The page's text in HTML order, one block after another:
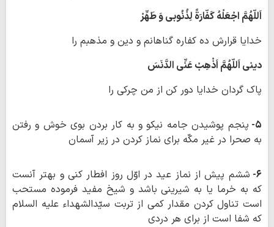
اَللّهُمَّ اجْعَلْهُ کَفّارَةً لِذُنُوبی وَ طَهِّرْ
خدایا قرارش ده کفاره گناهانم و دین و مذهبم را
دینی اَللّهُمَّ اَذْهِبْ عَنِّی الدَّنَسَ
پاک گردان خدایا دور کن از من چرکی را
۵- پنجم پوشیدن جامه نیکو و به کار بردن بوی خوش و رفتن
به صحرا در غیر مکّه برای نماز کردن در زیر آسمان
۶- ششم پیش از نماز عید در اوّل روز افطار کنی و بهتر آنست
که به خرما یا به شیرینی باشد و شیخ مفید فرموده مستحب
است تناول کردن مقدار کمی از تربت سیّدالشهداء علیه السلام
که شفا است از برای هر دردی